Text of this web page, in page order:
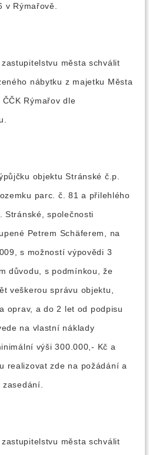
v Rýmařově.
města schválit
nábytku z majetku Města
Rýmařov dle
objektu Stránské č.p.
parc. č. 81 a přilehlého
Stránské, společnosti
Petrem Schäferem, na
s možností výpovědi 3
důvodu, s podmínkou, že
veškerou správu objektu,
oprav, a do 2 let od podpisu
na vlastní náklady
výši 300.000,- Kč a
realizovat zde na požádání a
města schválit